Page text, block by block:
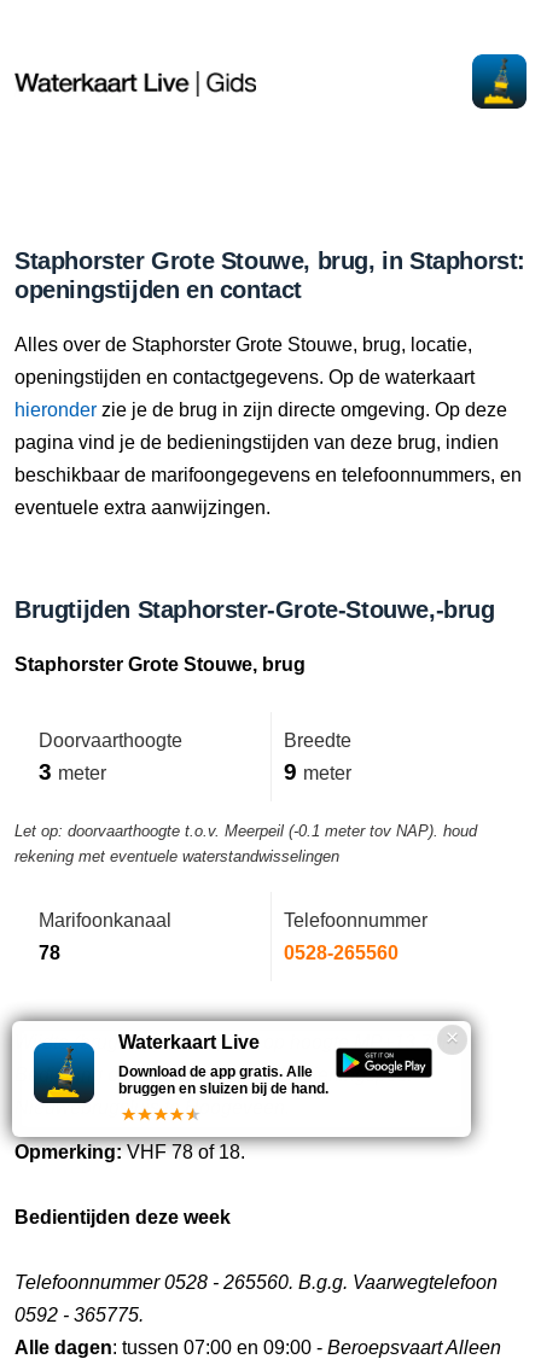
Staphorster Grote Stouwe, brug, in Staphorst:
openingstijden en contact
Alles over de Staphorster Grote Stouwe, brug, locatie,
openingstijden en contactgegevens. Op de waterkaart
hieronder zie je de brug in zijn directe omgeving. Op deze
pagina vind je de bedieningstijden van deze brug, indien
beschikbaar de marifoongegevens en telefoonnummers, en
eventuele extra aanwijzingen.
Brugtijden Staphorster-Grote-Stouwe,-brug
Staphorster Grote Stouwe, brug
Doorvaarthoogte
3 meter
Breedte
9 meter
Let op: doorvaarthoogte t.o.v. Meerpeil (-0.1 meter tov NAP). houd
rekening met eventuele waterstandwisselingen
Marifoonkanaal
78
Telefoonnummer
0528-265560
Wijdte (brugklep) MP+7,50m op hoogte MP+13,70m.
Bediening op afstand vanaf de bedieningspost
Nieuwebrugsluis te Hoogeveen.
Opmerking:VHF 78 of 18.
Bedientijden deze week
Telefoonnummer 0528 - 265560. B.g.g. Vaarwegtelefoon
0592 - 365775.
Alle dagen: tussen 07:00 en 09:00 - Beroepsvaart Alleen
Waterkaart Live
Download de app gratis. Alle
bruggen en sluizen bij de hand.